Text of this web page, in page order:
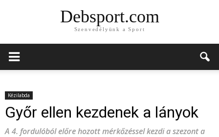
Debsport.com
Szenvedélyünk a Sport
Kézilabda
Győr ellen kezdenek a lányok
A 4. fordulóból előre hozott mérkőzéssel kezdi a szezont a